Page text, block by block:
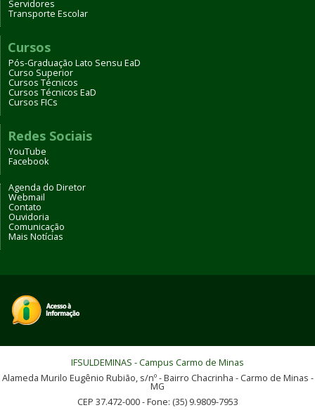
Servidores
Transporte Escolar
Cursos
Pós-Graduação Lato Sensu EaD
Curso Superior
Cursos Técnicos
Cursos Técnicos EaD
Cursos FICs
Redes Sociais
YouTube
Facebook
Agenda do Diretor
Webmail
Contato
Ouvidoria
Comunicação
Mais Notícias
IFSULDEMINAS - Campus Carmo de Minas
Alameda Murilo Eugênio Rubião, s/nº - Bairro Chacrinha - Carmo de Minas -
MG
CEP 37.472-000 - Fone: (35) 9.9809-7953